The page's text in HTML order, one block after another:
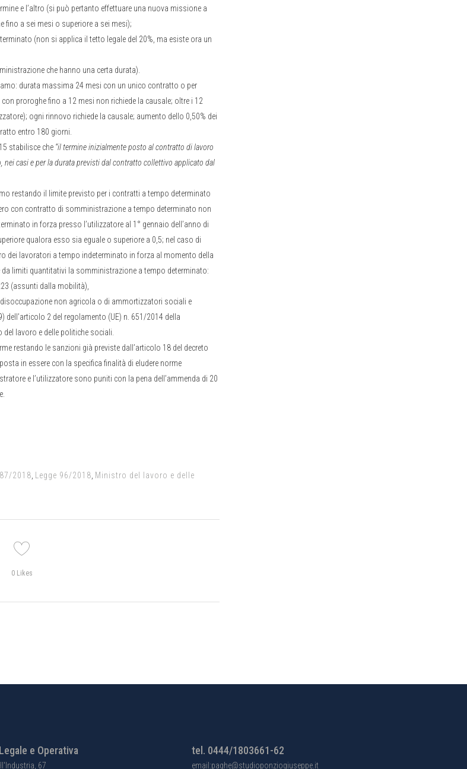
e l’altro (si può pertanto effettuare una nuova missione a
fino a sei mesi o superiore a sei mesi);
(non si applica il tetto legale del 20%, ma esiste ora un
che hanno una certa durata).
durata massima 24 mesi con un unico contratto o per
proroghe fino a 12 mesi non richiede la causale; oltre i 12
ogni rinnovo richiede la causale; aumento dello 0,50% dei
entro 180 giorni.
stabilisce che “il termine inizialmente posto al contratto di lavoro
casi e per la durata previsti dal contratto collettivo applicato dal
restando il limite previsto per i contratti a tempo determinato
con contratto di somministrazione a tempo determinato non
in forza presso l’utilizzatore al 1° gennaio dell’anno di
qualora esso sia eguale o superiore a 0,5; nel caso di
dei lavoratori a tempo indeterminato in forza al momento della
limiti quantitativi la somministrazione a tempo determinato:
(assunti dalla mobilità),
non agricola o di ammortizzatori sociali e
2 del regolamento (UE) n. 651/2014 della
lavoro e delle politiche sociali.
restando le sanzioni già previste dall’articolo 18 del decreto
in essere con la specifica finalità di eludere norme
e l’utilizzatore sono puniti con la pena dell’ammenda di 20
2018 Legge 96/2018 Ministro del lavoro e delle
0Likes
e Operativa
67
tel. 0444/1803661-62
email:paghe@studioponziogiuseppe.it